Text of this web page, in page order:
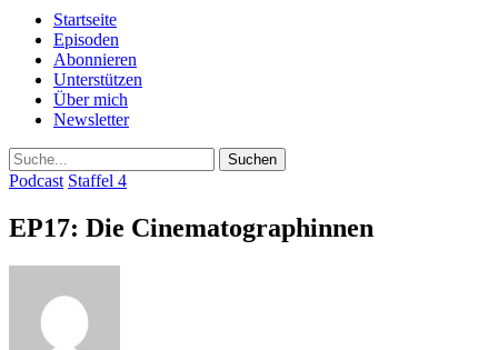
Startseite
Episoden
Abonnieren
Unterstützen
Über mich
Newsletter
Suche
Podcast Staffel 4
EP17: Die Cinematographinnen